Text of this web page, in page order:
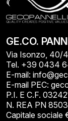
GE.CO.
Via Isonzo, 40/
Tel. +39 0434
E-mail:
E-mail PEC:
P.I. E C.F.
N. REA PN
Capitale sociale